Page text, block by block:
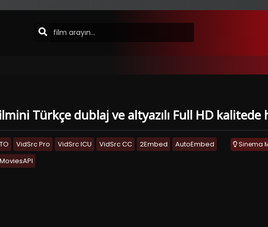
Türkçe dublaj ve altyazılı Full HD kalitede
VidSrc Pro VidSrc ICU VidSrc CC 2Embed
AutoEmbed
MoviesAPI
Sinema